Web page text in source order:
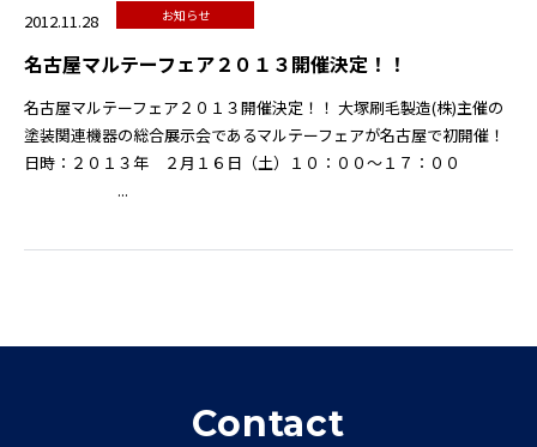
2012.11.28 お知らせ
名古屋マルテーフェア２０１３開催決定！！
名古屋マルテーフェア２０１３開催決定！！ 大塚刷毛製造(株)主催の
塗装関連機器の総合展示会であるマルテーフェアが名古屋で初開催！
日時：２０１３年 ２月１６日（土）１０：００～１７：００
...
Contact